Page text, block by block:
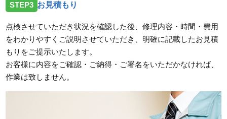
STEP3 お見積もり
点検させていただき状況を確認した後、修理内容・時間・費用
をわかりやすくご説明させていただき、明確に記載したお見積
もりをご提示いたします。
お客様に内容をご確認・ご納得・ご署名をいただかなければ、
作業は致しません。